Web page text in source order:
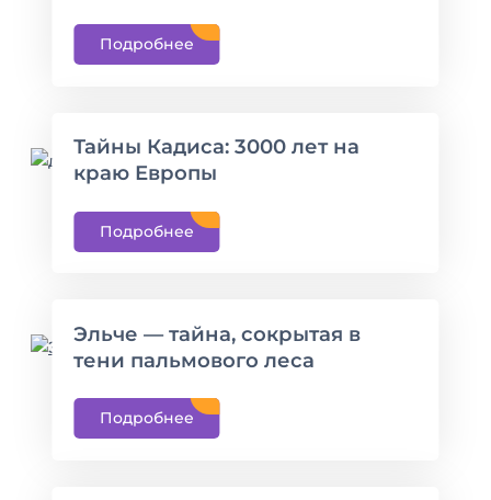
Подробнее
Тайны Кадиса: 3000 лет на
краю Европы
Подробнее
Эльче — тайна, сокрытая в
тени пальмового леса
Подробнее